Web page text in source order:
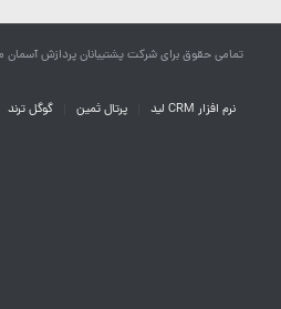
تمامی حقوق برای شرکت پشتیبانان پردازش
نرم افزار CRM لید پرتال ثمین گوگل ترند